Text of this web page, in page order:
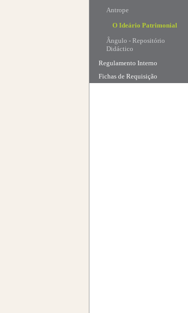
Antrope
O Ideário Patrimonial
Ângulo - Repositório
Didáctico
Regulamento Interno
Fichas de Requisição